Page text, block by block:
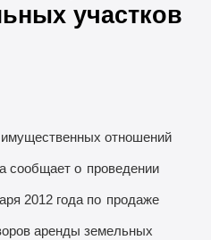
участков
имущественных отношений
сообщает о проведении
2012 года по продаже
аренды земельных